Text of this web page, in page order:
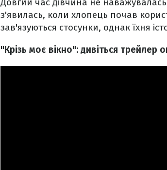
з'явилась, коли хлопець почав
зав'язуються стосунки, однак їхня
"Крізь моє вікно": дивіться трейлер